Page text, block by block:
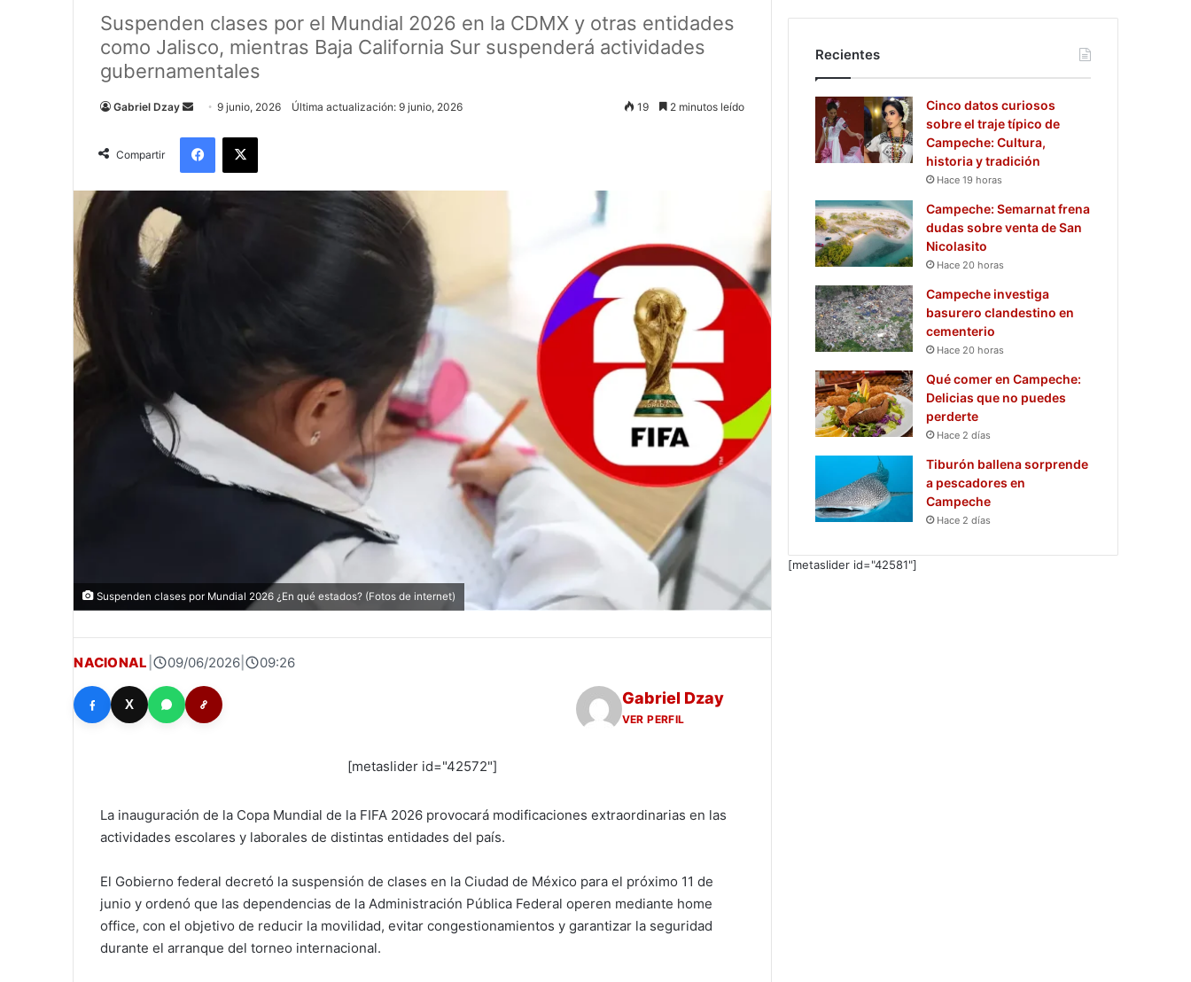
Suspenden clases por el Mundial 2026 en la CDMX y otras entidades
como Jalisco, mientras Baja California Sur suspenderá actividades
gubernamentales
Gabriel Dzay
Send
email
9 junio, 2026 Última actualización: 9 junio, 2026 19 2 minutos leído
Compartir
Facebook
X
Suspenden clases por Mundial 2026 ¿En qué estados? (Fotos de internet)
NACIONAL 09/06/2026| 09:26
X Gabriel Dzay
VER PERFIL
[metaslider id="42572"]
La inauguración de la Copa Mundial de la FIFA 2026 provocará modificaciones extraordinarias en las
actividades escolares y laborales de distintas entidades del país.
El Gobierno federal decretó la suspensión de clases en la Ciudad de México para el próximo 11 de
junio y ordenó que las dependencias de la Administración Pública Federal operen mediante home
office, con el objetivo de reducir la movilidad, evitar congestionamientos y garantizar la seguridad
durante el arranque del torneo internacional.
Recientes
Cinco datos curiosos
sobre el traje típico de
Campeche: Cultura,
historia y tradición
Hace 19 horas
Campeche: Semarnat frena
dudas sobre venta de San
Nicolasito
Hace 20 horas
Campeche investiga
basurero clandestino en
cementerio
Hace 20 horas
Qué comer en Campeche:
Delicias que no puedes
perderte
Hace 2 días
Tiburón ballena sorprende
a pescadores en
Campeche
Hace 2 días
[metaslider id="42581"]